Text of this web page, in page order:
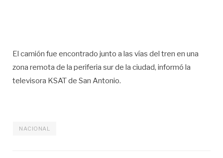
El camión fue encontrado junto a las vías del tren en una
zona remota de la periferia sur de la ciudad, informó la
televisora KSAT de San Antonio.
NACIONAL